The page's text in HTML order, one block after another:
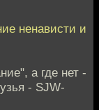
ненависти и
а где нет -
- SJW-